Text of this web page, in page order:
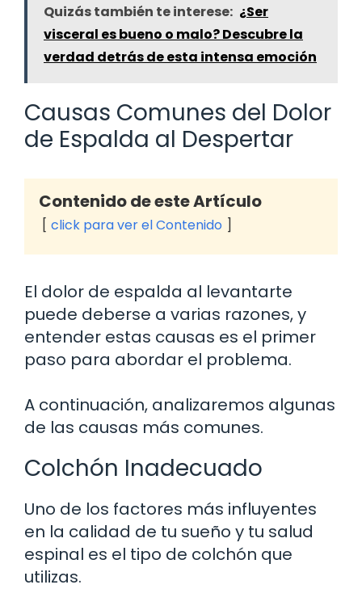
Quizás también te interese: ¿Ser
visceral es bueno o malo? Descubre la
verdad detrás de esta intensa emoción
Causas Comunes del Dolor
de Espalda al Despertar
Contenido de este Artículo
click para ver el Contenido
El dolor de espalda al levantarte
puede deberse a varias razones, y
entender estas causas es el primer
paso para abordar el problema.
A continuación, analizaremos algunas
de las causas más comunes.
Colchón Inadecuado
Uno de los factores más influyentes
en la calidad de tu sueño y tu salud
espinal es el tipo de colchón que
utilizas.